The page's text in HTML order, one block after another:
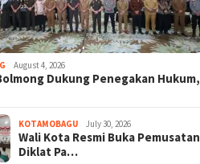
August 4, 2026
Dukung Penegakan Hukum,
KOTAMOBAGU July 30, 2026
Wali Kota Resmi Buka Pemusatan
Diklat Pa…